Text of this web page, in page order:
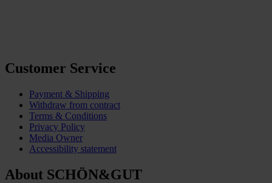
Customer Service
Payment & Shipping
Withdraw from contract
Terms & Conditions
Privacy Policy
Media Owner
Accessibility statement
About SCHÖN&GUT